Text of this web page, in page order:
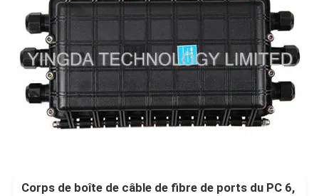
Corps de boîte de câble de fibre de ports du PC 6,